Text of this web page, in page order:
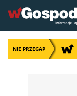
NIE PRZEGAP